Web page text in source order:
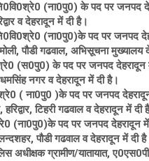
(ना0पु0) के पद पर जनपद
व देहरादून में दी है।
(ना0पु0)के पद पर जनपद
पौडी गढवाल, अभिसूचना मुख्यालय
(स0पु0) के पद पर जनपद देहरादून में
नगर व देहरादून में दी है।
( ना0पु0 )के पद पर जनपद देहरादून
टिहरी गढवाल व देहरादून में दी
(ना0पु0)के पद पर जनपद देहरादून में
पौडी गढवाल व देहरादून में दी
अधीक्षक ग्रामीण/यातायात,